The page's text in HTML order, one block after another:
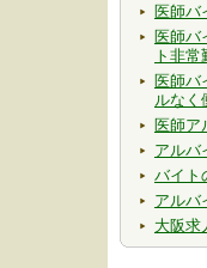
医師バ
医師バ
ト非
医師バ
ルなく
医師ア
アルバ
バイト
アルバ
大阪求